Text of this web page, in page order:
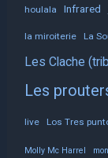
houlala Infrared
la miroiterie La
Les Clache
Les
live Los Tres
Molly Mc Harrel